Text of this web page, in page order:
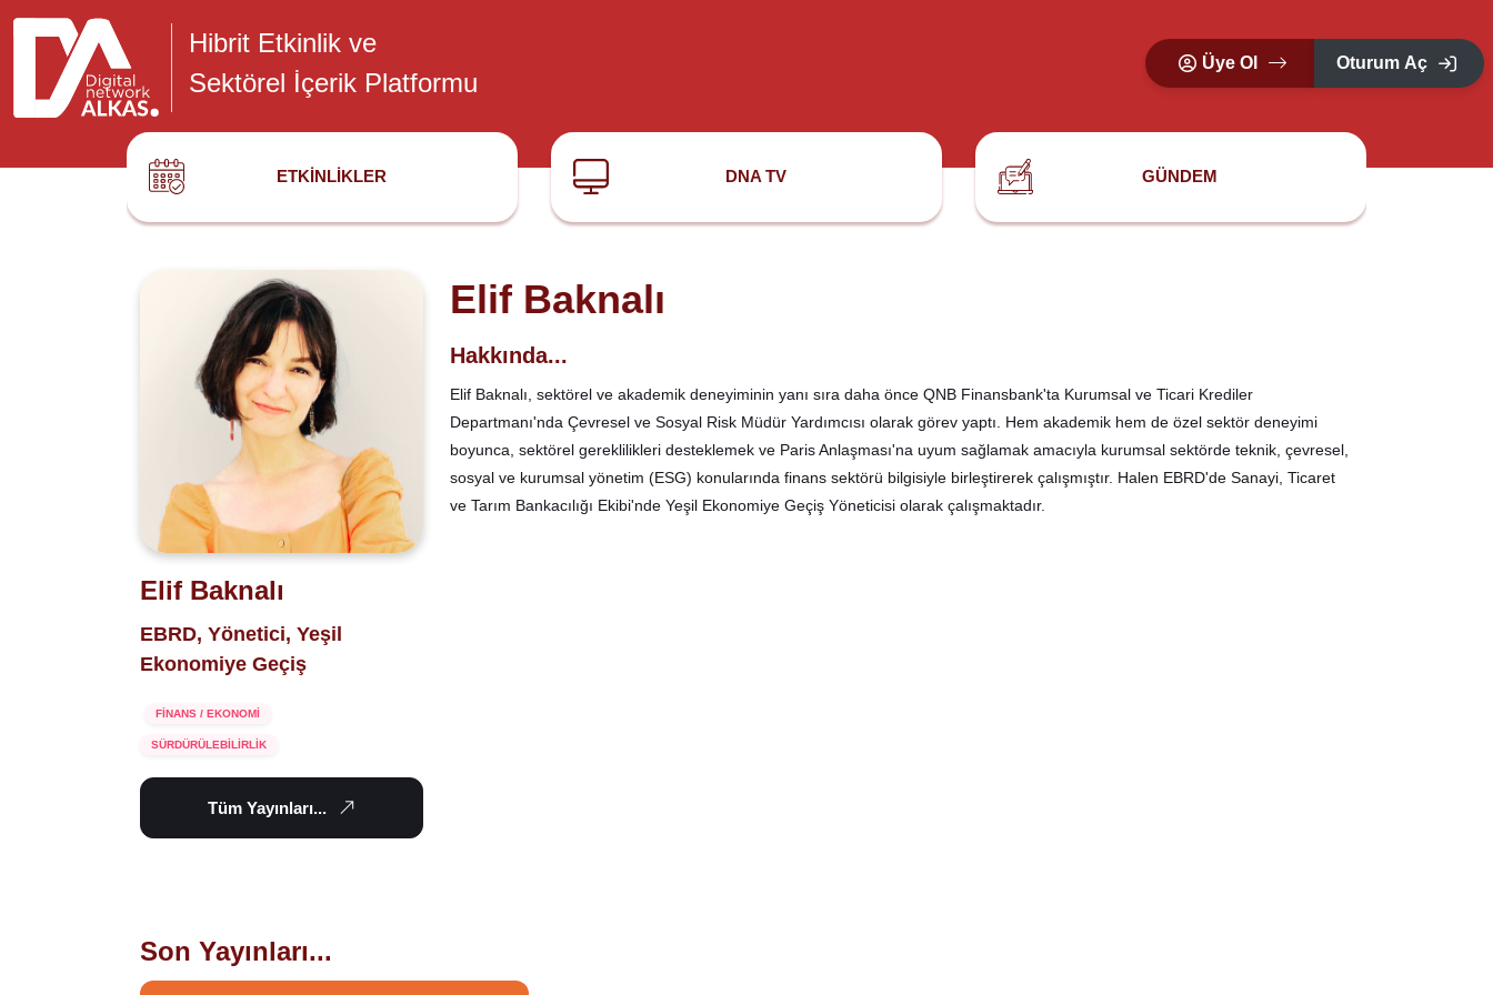
Hibrit Etkinlik ve
Sektörel İçerik Platformu
Üye Ol Oturum Aç
ETKINLIKLER DNA TV GÜNDEM
Elif Baknalı
EBRD, Yönetici, Yeşil
Ekonomiye Geçiş
FİNANS / EKONOMİ
SÜRDÜRÜLEBİLİRLİK
Tüm Yayınları...
Elif Baknalı
Hakkında...
Elif Baknalı, sektörel ve akademik deneyiminin yanı sıra daha önce QNB Finansbank'ta Kurumsal ve Ticari Krediler
Departmanı'nda Çevresel ve Sosyal Risk Müdür Yardımcısı olarak görev yaptı. Hem akademik hem de özel sektör deneyimi
boyunca, sektörel gereklilikleri desteklemek ve Paris Anlaşması'na uyum sağlamak amacıyla kurumsal sektörde teknik, çevresel,
sosyal ve kurumsal yönetim (ESG) konularında finans sektörü bilgisiyle birleştirerek çalışmıştır. Halen EBRD'de Sanayi, Ticaret
ve Tarım Bankacılığı Ekibi'nde Yeşil Ekonomiye Geçiş Yöneticisi olarak çalışmaktadır.
Son Yayınları...